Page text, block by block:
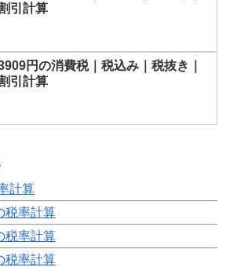
引計算
円の消費税｜税込み｜税抜き｜
引計算
計算
税率計算
税率計算
税率計算